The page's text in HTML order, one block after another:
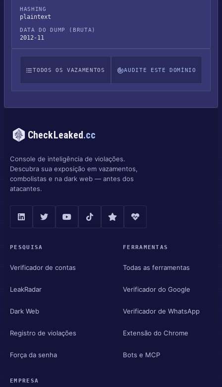
HASHING
plaintext
DATA DO DUMP (BRUTA)
2012-11
TODOS OS VAZAMENTOS AUDITE ESTE DOMÍNIO
CheckLeaked.cc
Console de inteligência de violações.
Descubra sua exposição em vazamentos,
combolistas e na dark web — antes dos
atacantes.
PESQUISA
Verificador de contas
LeakRadar
Dark Web
Registro de violações
Força da senha
FERRAMENTAS
Todas as ferramentas
Verificador do Google
Verificador de WhatsApp
Extensão do Chrome
Bots e MCP
EMPRESA